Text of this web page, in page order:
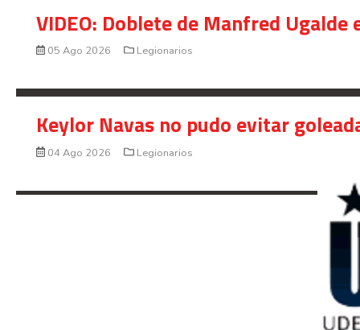
VIDEO: Doblete de Manfred
05 Ago 2026 Legionarios
Keylor Navas no pudo evitar
04 Ago 2026 Legionarios